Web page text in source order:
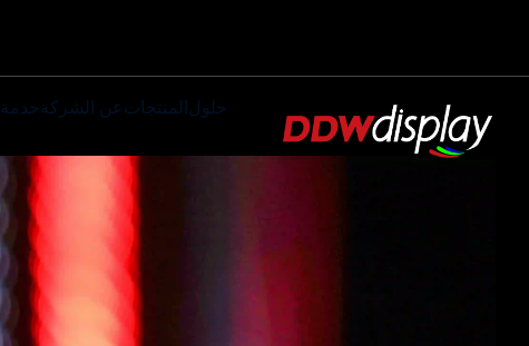
حلول المنتجاتعن الشركةخدمة